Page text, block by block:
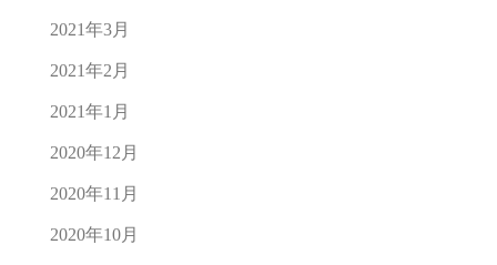
2021年3月
2021年2月
2021年1月
2020年12月
2020年11月
2020年10月